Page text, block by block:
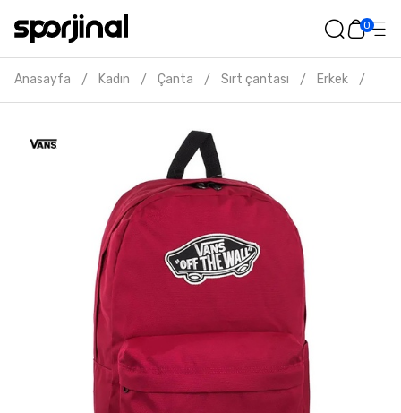
0
Anasayfa / Kadın / Çanta / Sırt çantası / Erkek /